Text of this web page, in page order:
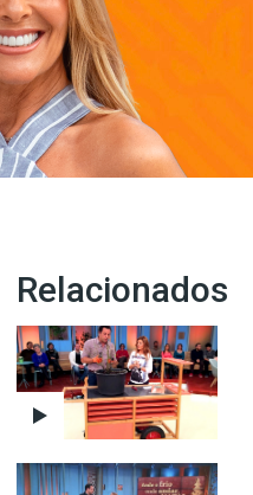
Relacionados